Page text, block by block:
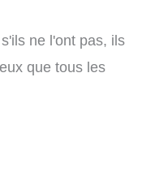
ne l'ont pas, ils
que tous les